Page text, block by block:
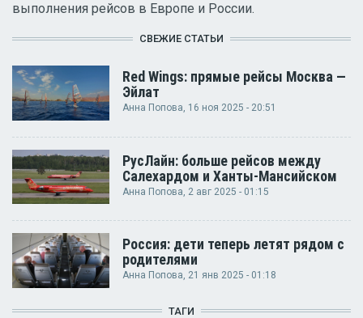
выполнения рейсов в Европе и России.
СВЕЖИЕ СТАТЬИ
Red Wings: прямые рейсы Москва —
Эйлат
Анна Попова, 16 ноя 2025 - 20:51
РусЛайн: больше рейсов между
Салехардом и Ханты-Мансийском
Анна Попова , 2 авг 2025 - 01:15
Россия: дети теперь летят рядом с
родителями
Анна Попова, 21 янв 2025 - 01:18
ТАГИ